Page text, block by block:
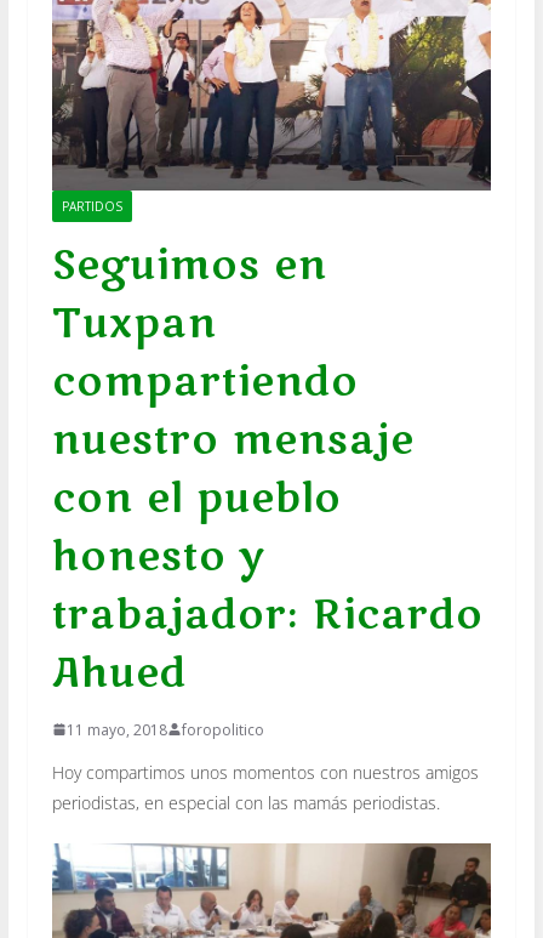
PARTIDOS
Seguimos en
Tuxpan
compartiendo
nuestro mensaje
con el pueblo
honesto y
trabajador: Ricardo
Ahued
11 mayo, 2018 foropolitico
Hoy compartimos unos momentos con nuestros amigos
periodistas, en especial con las mamás periodistas.